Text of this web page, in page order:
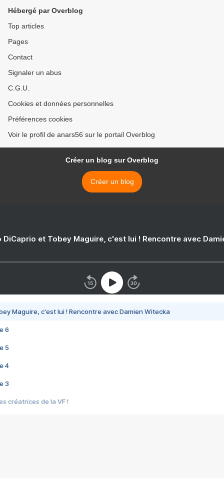
Hébergé par Overblog
Top articles
Pages
Contact
Signaler un abus
C.G.U.
Cookies et données personnelles
Préférences cookies
Voir le profil de anars56 sur le portail Overblog
Créer un blog sur Overblog
Créer un blog
DiCaprio et Tobey Maguire, c'est lui ! Rencontre avec
Maguire, c'est lui ! Rencontre avec Damien Witecka
6
5
4
3
créatrices de la VF !